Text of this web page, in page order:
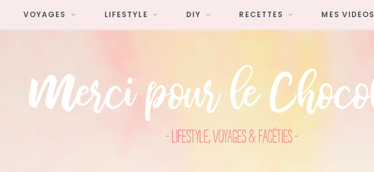
VOYAGES LIFESTYLE DIY RECETTES MES VIDEOS